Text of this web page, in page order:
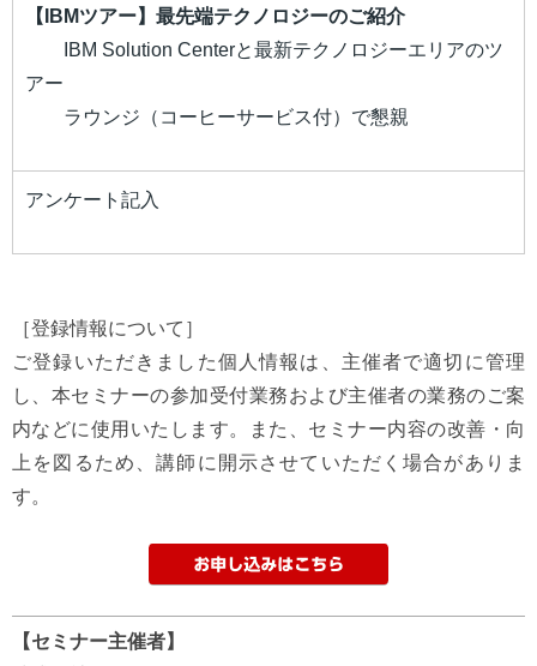
【IBMツアー】最先端テクノロジーのご紹介
IBM Solution Centerと最新テクノロジーエリアのツ
アー
ラウンジ（コーヒーサービス付）で懇親
アンケート記入
［登録情報について］
ご登録いただきました個人情報は、主催者で適切に管理
し、本セミナーの参加受付業務および主催者の業務のご案
内などに使用いたします。また、セミナー内容の改善・向
上を図るため、講師に開示させていただく場合がありま
す。
【セミナー主催者】